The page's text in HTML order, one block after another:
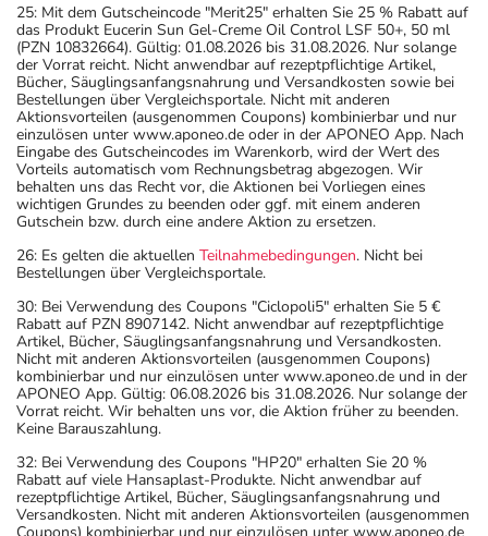
25: Mit dem Gutscheincode "Merit25" erhalten Sie 25 % Rabatt auf
das Produkt Eucerin Sun Gel-Creme Oil Control LSF 50+, 50 ml
(PZN 10832664). Gültig: 01.08.2026 bis 31.08.2026. Nur solange
der Vorrat reicht. Nicht anwendbar auf rezeptpflichtige Artikel,
Bücher, Säuglingsanfangsnahrung und Versandkosten sowie bei
Bestellungen über Vergleichsportale. Nicht mit anderen
Aktionsvorteilen (ausgenommen Coupons) kombinierbar und nur
einzulösen unter www.aponeo.de oder in der APONEO App. Nach
Eingabe des Gutscheincodes im Warenkorb, wird der Wert des
Vorteils automatisch vom Rechnungsbetrag abgezogen. Wir
behalten uns das Recht vor, die Aktionen bei Vorliegen eines
wichtigen Grundes zu beenden oder ggf. mit einem anderen
Gutschein bzw. durch eine andere Aktion zu ersetzen.
26: Es gelten die aktuellen Teilnahmebedingungen. Nicht bei
Bestellungen über Vergleichsportale.
30: Bei Verwendung des Coupons "Ciclopoli5" erhalten Sie 5 €
Rabatt auf PZN 8907142. Nicht anwendbar auf rezeptpflichtige
Artikel, Bücher, Säuglingsanfangsnahrung und Versandkosten.
Nicht mit anderen Aktionsvorteilen (ausgenommen Coupons)
kombinierbar und nur einzulösen unter www.aponeo.de und in der
APONEO App. Gültig: 06.08.2026 bis 31.08.2026. Nur solange der
Vorrat reicht. Wir behalten uns vor, die Aktion früher zu beenden.
Keine Barauszahlung.
32: Bei Verwendung des Coupons "HP20" erhalten Sie 20 %
Rabatt auf viele Hansaplast-Produkte. Nicht anwendbar auf
rezeptpflichtige Artikel, Bücher, Säuglingsanfangsnahrung und
Versandkosten. Nicht mit anderen Aktionsvorteilen (ausgenommen